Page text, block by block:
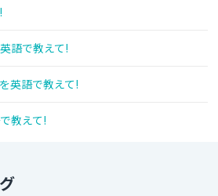
語で教えて!
英語で教えて!
教えて!